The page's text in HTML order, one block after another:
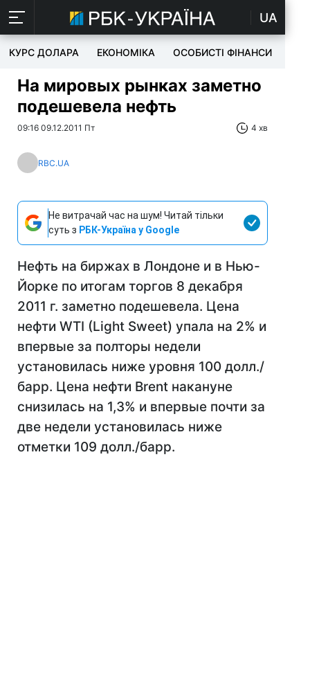
UA
КУРС ДОЛАРА ЕКОНОМІКА ОСОБИСТІ ФІНАНСИ
На мировых рынках заметно
подешевела нефть
09:16 09.12.2011 Пт 4 хв
RBC.UA
Не витрачай час на шум! Читай тільки
суть з РБК-Україна у Google
Нефть на биржах в Лондоне и в Нью-
Йорке по итогам торгов 8 декабря
2011 г. заметно подешевела. Цена
нефти WTI (Light Sweet) упала на 2% и
впервые за полторы недели
установилась ниже уровня 100 долл./
барр. Цена нефти Brent накануне
снизилась на 1,3% и впервые почти за
две недели установилась ниже
отметки 109 долл./барр.